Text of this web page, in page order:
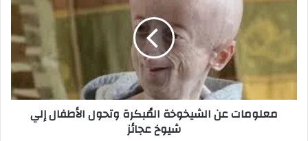
معلومات عن الشيخوخة المُبكرة وتحول الأطفال إلي
شيوخ عجائز